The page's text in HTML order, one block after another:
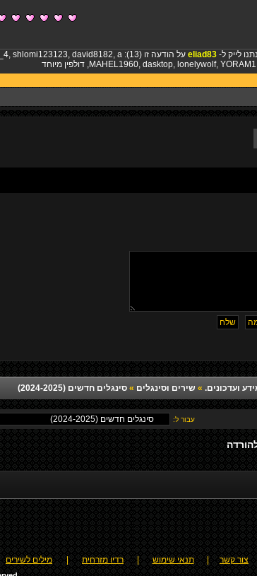
לייק ל- eliad83 על הודעה זו (13): , shlomi123123, david8182, aש0533125100
MAHEL1960, dasktop, lonelywolf, YORAM1
, דולפין מיוחד
ועדכונים. » שירים וסינגלים » סינגלים חדשים (2024-2025)
עבור ל:
צור קשר תנאי שימוש רדיו מזרחית מילים לשירים